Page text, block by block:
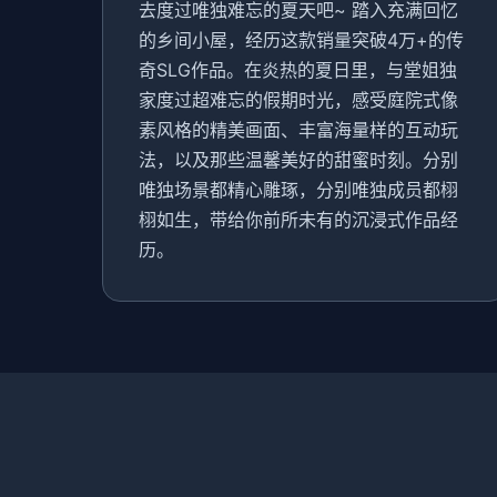
去度过唯独难忘的夏天吧~ 踏入充满回忆
的乡间小屋，经历这款销量突破4万+的传
奇SLG作品。在炎热的夏日里，与堂姐独
家度过超难忘的假期时光，感受庭院式像
素风格的精美画面、丰富海量样的互动玩
法，以及那些温馨美好的甜蜜时刻。分别
唯独场景都精心雕琢，分别唯独成员都栩
栩如生，带给你前所未有的沉浸式作品经
历。